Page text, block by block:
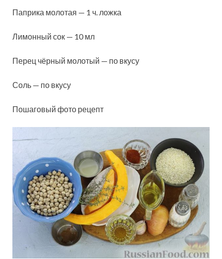
Паприка молотая — 1 ч. ложка
Лимонный сок — 10 мл
Перец чёрный молотый — по вкусу
Соль — по вкусу
Пошаговый фото рецепт